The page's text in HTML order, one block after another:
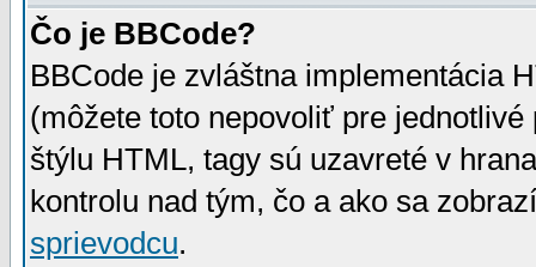
Čo je BBCode?
BBCode je zvláštna implementácia
(môžete toto nepovoliť pre
štýlu HTML, tagy sú uzavreté v
kontrolu nad tým, čo a ako sa
sprievodcu.